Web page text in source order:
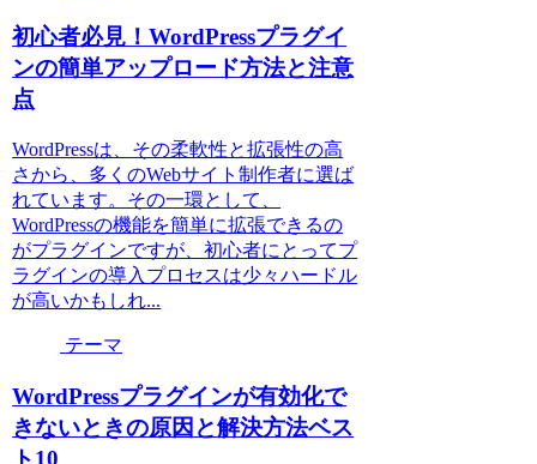
初心者必見！WordPressプラグイ
ンの簡単アップロード方法と注意
点
WordPressは、その柔軟性と拡張性の高
さから、多くのWebサイト制作者に選ば
れています。その一環として、
WordPressの機能を簡単に拡張できるの
がプラグインですが、初心者にとってプ
ラグインの導入プロセスは少々ハードル
が高いかもしれ...
テーマ
WordPressプラグインが有効化で
きないときの原因と解決方法ベス
ト10